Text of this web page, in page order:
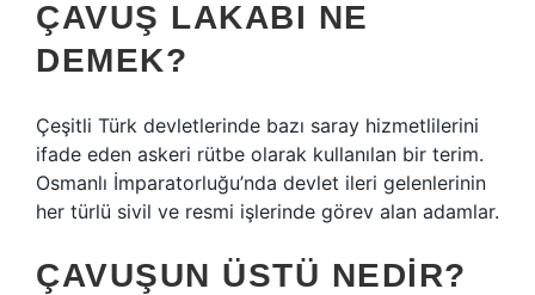
ÇAVUŞ LAKABI NE
DEMEK?
Çeşitli Türk devletlerinde bazı saray hizmetlilerini
ifade eden askeri rütbe olarak kullanılan bir terim.
Osmanlı İmparatorluğu’nda devlet ileri gelenlerinin
her türlü sivil ve resmi işlerinde görev alan adamlar.
ÇAVUŞUN ÜSTÜ NEDIR?